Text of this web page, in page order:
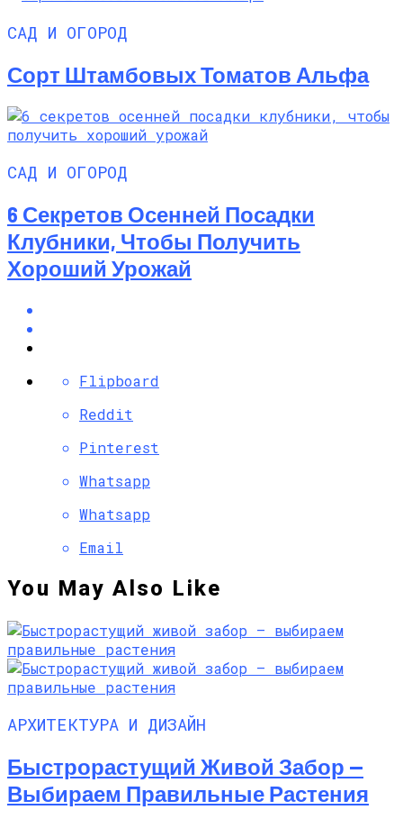
САД И ОГОРОД
Сорт Штамбовых Томатов Альфа
САД И ОГОРОД
6 Секретов Осенней Посадки
Клубники, Чтобы Получить
Хороший Урожай
Flipboard
Reddit
Pinterest
Whatsapp
Whatsapp
Email
You May Also Like
АРХИТЕКТУРА И ДИЗАЙН
Быстрорастущий Живой Забор —
Выбираем Правильные Растения